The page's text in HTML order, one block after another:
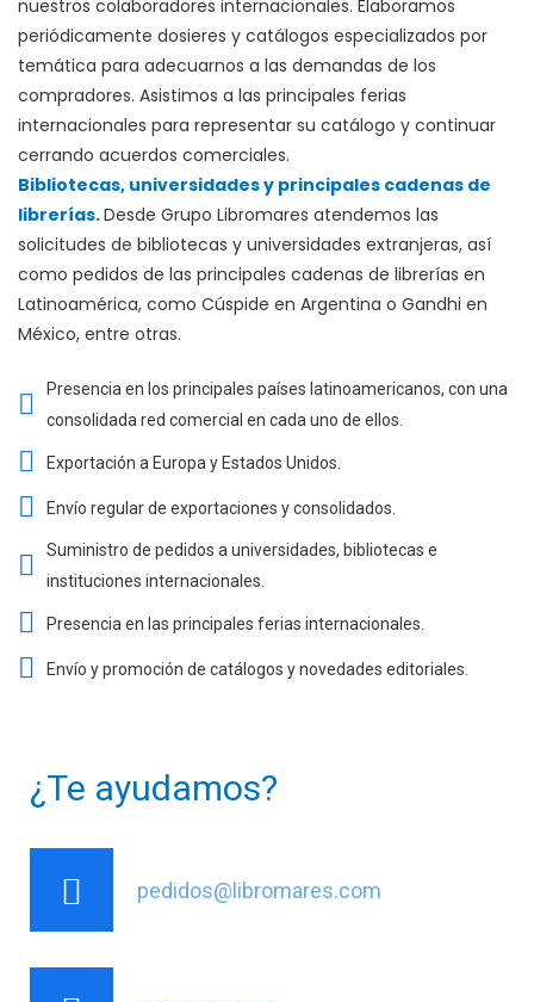
nuestros colaboradores internacionales. Elaboramos
periódicamente dosieres y catálogos especializados por
temática para adecuarnos a las demandas de los
compradores. Asistimos a las principales ferias
internacionales para representar su catálogo y continuar
cerrando acuerdos comerciales.
Bibliotecas, universidades y principales cadenas de
librerías.Desde Grupo Libromares atendemos las
solicitudes de bibliotecas y universidades extranjeras, así
como pedidos de las principales cadenas de librerías en
Latinoamérica, como Cúspide en Argentina o Gandhi en
México, entre otras.
Presencia en los principales países latinoamericanos, con una
consolidada red comercial en cada uno de ellos.
Exportación a Europa y Estados Unidos.
Envío regular de exportaciones y consolidados.
Suministro de pedidos a universidades, bibliotecas e
instituciones internacionales.
Presencia en las principales ferias internacionales.
Envío y promoción de catálogos y novedades editoriales.
¿Te ayudamos?
pedidos@libromares.com